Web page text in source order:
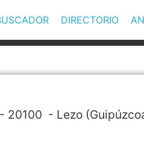
DIRECTORIO
- 20100 - Lezo